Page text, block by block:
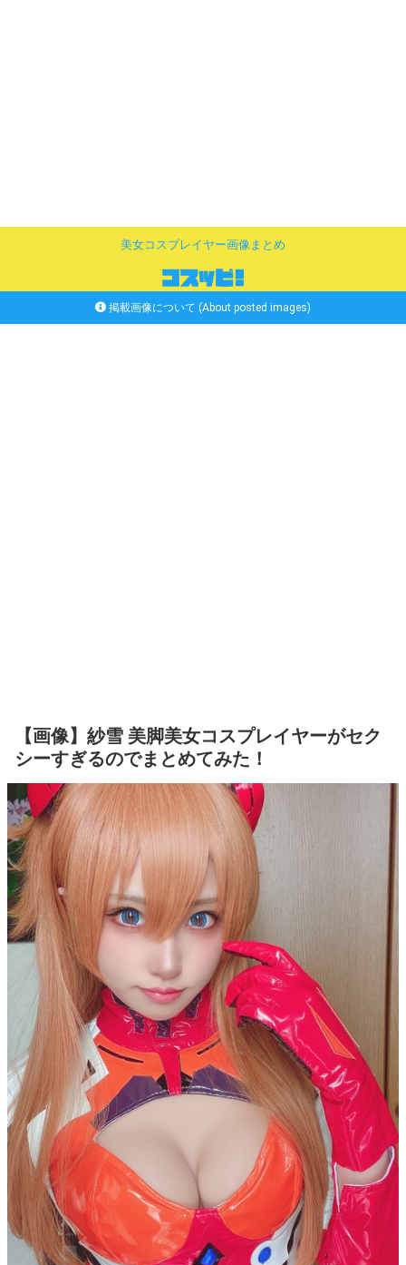
美女コスプレイヤー画像まとめ
掲載画像について (About posted images)
【画像】紗雪 美脚美女コスプレイヤーがセク
シーすぎるのでまとめてみた！